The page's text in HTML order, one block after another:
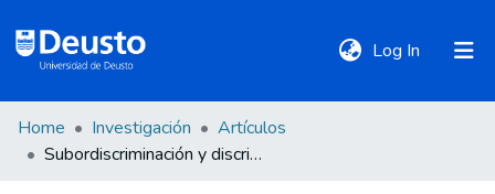
Log In (current)
DeustoTeka
Home Investigación
Artículos
Subordiscriminación y discriminación interseccional: elementos para una teoría del derecho antidiscriminatorio